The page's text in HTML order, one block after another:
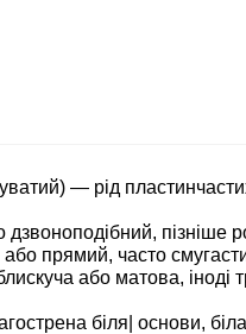
— рід
дзвоноподібний, пізніше
прямий, часто
або матова, іноді
біля| основи,